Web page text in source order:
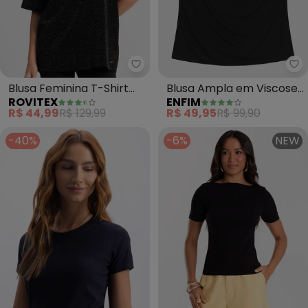
Rovitex - Blusa Feminina T-
Blusa Feminina T-Shirt
Over (Preto)
ROVITEX
R$ 44,99R$ 129,99
Blusa Ampla em Viscose
Comfort (Preto)
ENFIM
R$ 49,95R$ 99,90
-40%
-6% NEW